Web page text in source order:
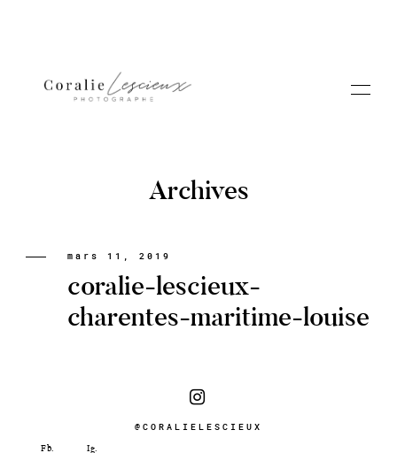
Portfolio
A PROPOS CORALIE
Archives
mars 11, 2019
coralie-lescieux-
charentes-maritime-louise
@CORALIELESCIEUX